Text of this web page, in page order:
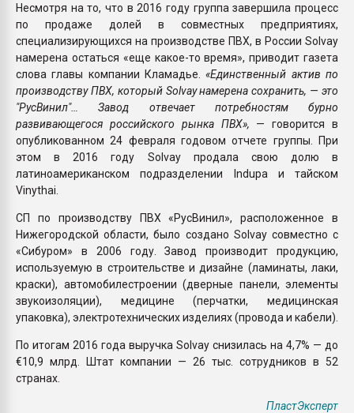
Несмотря на то, что в 2016 году группа завершила процесс
по продаже долей в совместных предприятиях,
специализирующихся на производстве ПВХ, в России Solvay
намерена остаться «еще какое-то время», приводит газета
слова главы компании Кламадье.
«Единственный актив по
производству ПВХ, который Solvay намерена сохранить, — это
"РусВинил"… Завод отвечает потребностям бурно
развивающегося российского рынка ПВХ», — говорится в
опубликованном 24 февраля годовом отчете группы. При
этом в 2016 году Solvay продала свою долю в
латиноамериканском подразделении Indupa и тайском
Vinythai.
CП по производству ПВХ «РусВинил», расположенное в
Нижегородской области, было создано Solvay совместно с
«Сибуром» в 2006 году. Завод производит продукцию,
используемую в строительстве и дизайне (ламинаты, лаки,
краски), автомобилестроении (дверные панели, элементы
звукоизоляции), медицине (перчатки, медицинская
упаковка), электротехнических изделиях (провода и кабели).
По итогам 2016 года выручка Solvay снизилась на 4,7% — до
€10,9 млрд. Штат компании — 26 тыс. сотрудников в 52
странах.
ПластЭксперт